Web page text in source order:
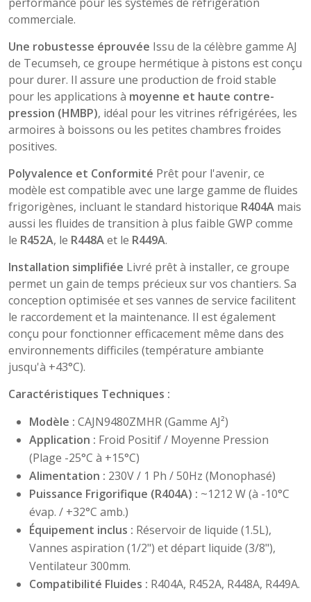
commerciale.
Une robustesse éprouvée Issu de la célèbre gamme AJ
de Tecumseh, ce groupe hermétique à pistons est conçu
pour durer. Il assure une production de froid stable
pour les applications à moyenne et haute contre-
pression (HMBP), idéal pour les vitrines réfrigérées, les
armoires à boissons ou les petites chambres froides
positives.
Polyvalence et Conformité Prêt pour l'avenir, ce
modèle est compatible avec une large gamme de fluides
frigorigènes, incluant le standard historique R404A mais
aussi les fluides de transition à plus faible GWP comme
le R452A, le R448Aet le R449A.
Installation simplifiée Livré prêt à installer, ce groupe
permet un gain de temps précieux sur vos chantiers. Sa
conception optimisée et ses vannes de service facilitent
le raccordement et la maintenance. Il est également
conçu pour fonctionner efficacement même dans des
environnements difficiles (température ambiante
jusqu'à +43°C).
Caractéristiques Techniques :
Modèle : CAJN9480ZMHR (Gamme AJ²)
Application : Froid Positif / Moyenne Pression
(Plage -25°C à +15°C)
Alimentation : 230V / 1 Ph / 50Hz (Monophasé)
Puissance Frigorifique (R404A) : ~1212 W (à -10°C
évap. / +32°C amb.)
Équipement inclus : Réservoir de liquide (1.5L),
Vannes aspiration (1/2") et départ liquide (3/8"),
Ventilateur 300mm.
Compatibilité Fluides : R404A, R452A, R448A, R449A.